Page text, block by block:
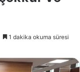
1 dakika okuma süresi